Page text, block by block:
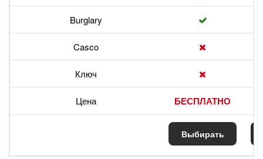
Burglary
Casco
Ключ
Цена БЕСПЛАТНО
Выбирать